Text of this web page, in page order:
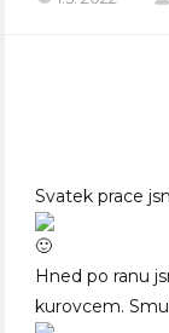
Svatek prace
Hned po ranu
kurovcem.